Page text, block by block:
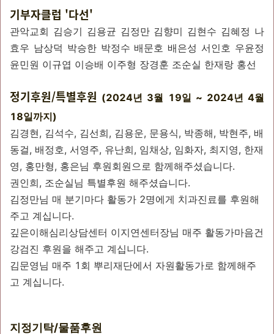
기부자클럽 '다선'
관악교회 김승기 김용균 김정만 김향미 김현수 김혜정 나
효우 남상덕 박승한 박정수 배문호 배은성 서인호 우윤정
윤민원 이규엽 이승배 이주형 장경훈 조순실 한재랑 홍선
정기후원/특별후원 (2024년 3월 19일 ~ 2024년 4월
18일까지)
김경현, 김석수, 김선희, 김용운, 문용식, 박종해, 박현주, 배
동걸, 배정호, 서영주, 유난희, 임채상, 임화자, 최지영, 한재
영, 홍만형, 홍은님 후원회원으로 함께해주셨습니다.
권인희, 조순실님 특별후원 해주셨습니다.
김정만님 매 분기마다 활동가 2명에게 치과진료를 후원해
주고 계십니다.
깊은이해심리상담센터 이지연센터장님 매주 활동가마음건
강검진 후원을 해주고 계십니다.
김문영님 매주 1회 뿌리재단에서 자원활동가로 함께해주
고 계십니다.
지정기탁/물품후원